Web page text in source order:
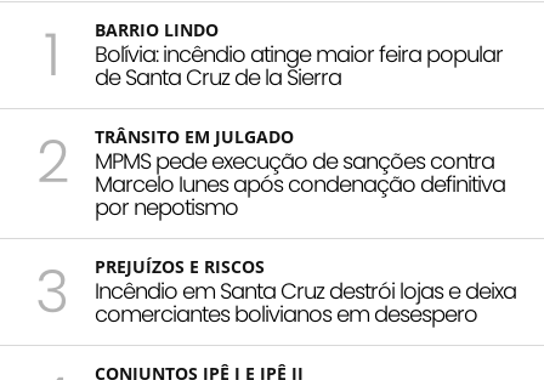
1 BARRIO LINDO
Bolívia: incêndio atinge maior feira popular
de Santa Cruz de la Sierra
2 TRÂNSITO EM JULGADO
MPMS pede execução de sanções contra
Marcelo Iunes após condenação definitiva
por nepotismo
3 PREJUÍZOS E RISCOS
Incêndio em Santa Cruz destrói lojas e deixa
comerciantes bolivianos em desespero
CONJUNTOS IPÊ I E IPÊ II